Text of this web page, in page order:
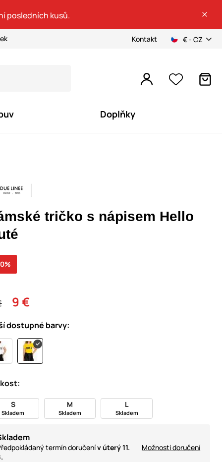
posledních kusů.
Kontakt € - CZ
Doplňky
tričko s nápisem Hello
9 €
dostupné barvy:
S
Skladem
M
Skladem
L
Skladem
termín doručenív úterý 11.
Možnosti doručení